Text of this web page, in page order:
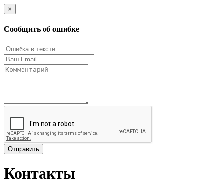
×
Сообщить об ошибке
Отправить
Контакты